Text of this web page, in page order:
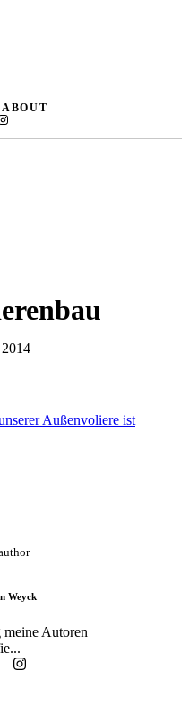
ABOUT
Weyck
Autoren